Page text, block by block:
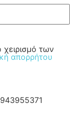
των
απορρήτου